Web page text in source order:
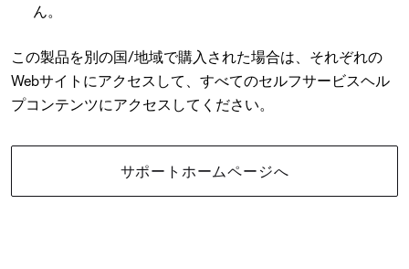
ん。
この製品を別の国/地域で購入された場合は、それぞれの
Webサイトにアクセスして、すべてのセルフサービスヘル
プコンテンツにアクセスしてください。
サポートホームページへ